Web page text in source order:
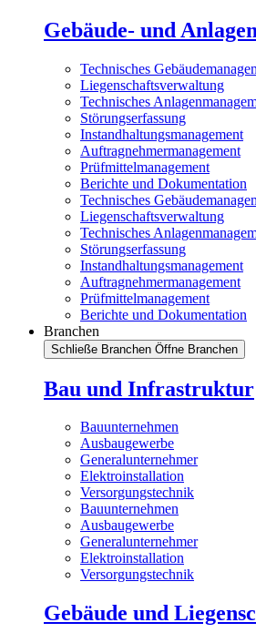
Gebäude- und
Technisches
Liegenschaftsverwaltung
Technisches
Störungserfassung
Instandhaltungsmanagement
Auftragnehmermanagement
Prüfmittelmanagement
Berichte und Dokumentation
Technisches
Liegenschaftsverwaltung
Technisches
Störungserfassung
Instandhaltungsmanagement
Auftragnehmermanagement
Prüfmittelmanagement
Berichte und Dokumentation
Branchen
Schließe Branchen Öffne Branchen
Bau und Infrastruktur
Bauunternehmen
Ausbaugewerbe
Generalunternehmer
Elektroinstallation
Versorgungstechnik
Bauunternehmen
Ausbaugewerbe
Generalunternehmer
Elektroinstallation
Versorgungstechnik
Gebäude und